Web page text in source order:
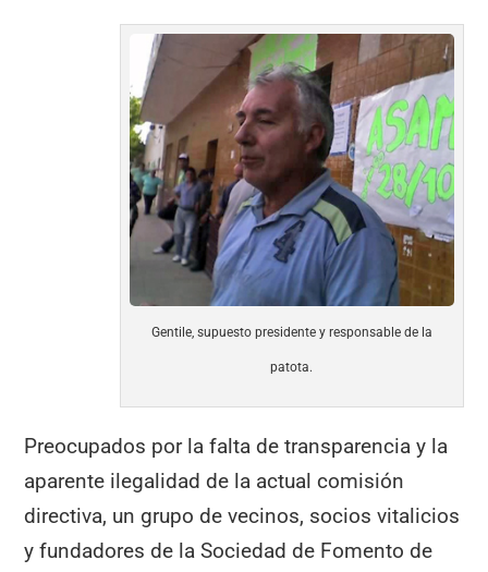
Gentile, supuesto presidente y responsable de la
patota.
Preocupados por la falta de transparencia y la
aparente ilegalidad de la actual comisión
directiva, un grupo de vecinos, socios vitalicios
y fundadores de la Sociedad de Fomento de